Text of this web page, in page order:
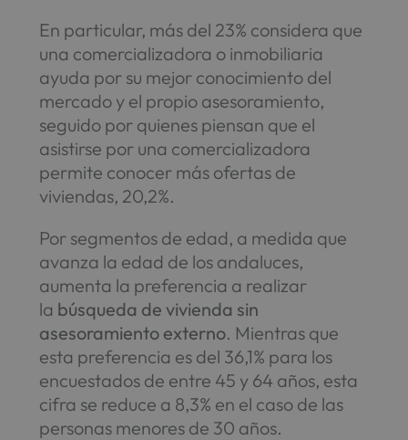
En particular, más del 23% considera que
una comercializadora o inmobiliaria
ayuda por su mejor conocimiento del
mercado y el propio asesoramiento,
seguido por quienes piensan que el
asistirse por una comercializadora
permite conocer más ofertas de
viviendas, 20,2%.
Por segmentos de edad, a medida que
avanza la edad de los andaluces,
aumenta la preferencia a realizar
la búsqueda de vivienda sin
asesoramiento externo. Mientras que
esta preferencia es del 36,1% para los
encuestados de entre 45 y 64 años, esta
cifra se reduce a 8,3% en el caso de las
personas menores de 30 años.